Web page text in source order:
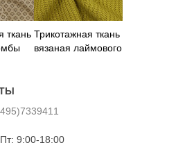
ткань Трикотажная ткань
вязаная лаймового
9:00-18:00